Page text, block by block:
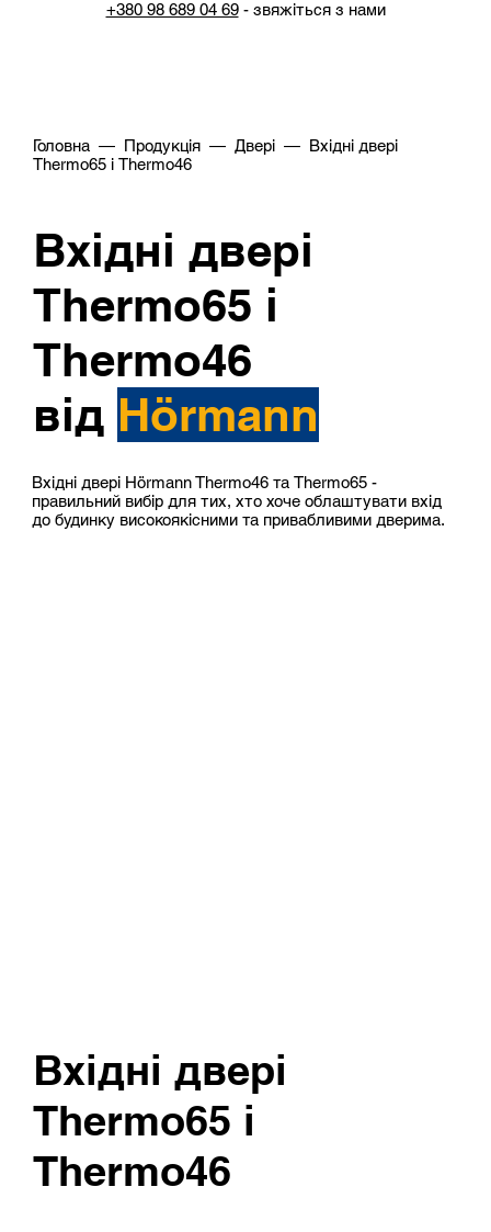
+380 98 689 04 69- звяжіться з нами
Головна — Продукція — Двері — Вхідні двері
Thermo65 і Thermo46
Вхідні двері
Thermo65 і
Thermo46
від Hörmann
Вхідні двері Hörmann Thermo46 та Thermo65 -
правильний вибір для тих, хто хоче облаштувати вхід
до будинку високоякісними та привабливими дверима.
Вхідні двері
Thermo65 і
Thermo46